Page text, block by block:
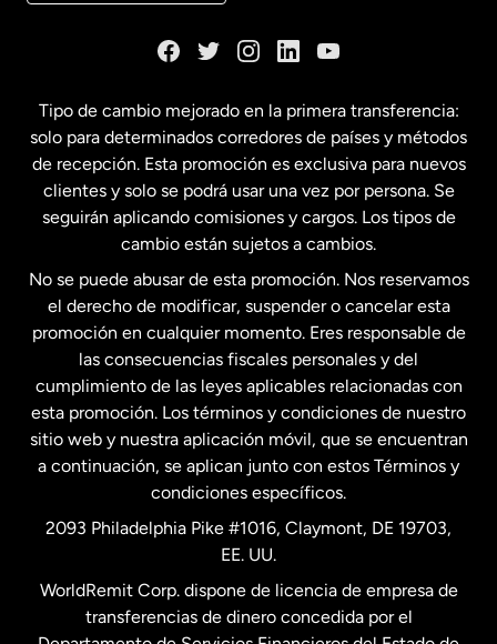
Estados Unidos English
Estados Unidos Español
Francia
Malasia
Nueva Zelanda
Países Bajos
Tipo de cambio mejorado en la primera transferencia:
solo para determinados corredores de países y métodos
de recepción. Esta promoción es exclusiva para nuevos
clientes y solo se podrá usar una vez por persona. Se
seguirán aplicando comisiones y cargos. Los tipos de
cambio están sujetos a cambios.
No se puede abusar de esta promoción. Nos reservamos
el derecho de modificar, suspender o cancelar esta
promoción en cualquier momento. Eres responsable de
las consecuencias fiscales personales y del
cumplimiento de las leyes aplicables relacionadas con
esta promoción. Los términos y condiciones de nuestro
sitio web y nuestra aplicación móvil, que se encuentran
a continuación, se aplican junto con estos Términos y
condiciones específicos.
2093 Philadelphia Pike #1016, Claymont, DE 19703,
EE. UU.
WorldRemit Corp. dispone de licencia de empresa de
transferencias de dinero concedida por el